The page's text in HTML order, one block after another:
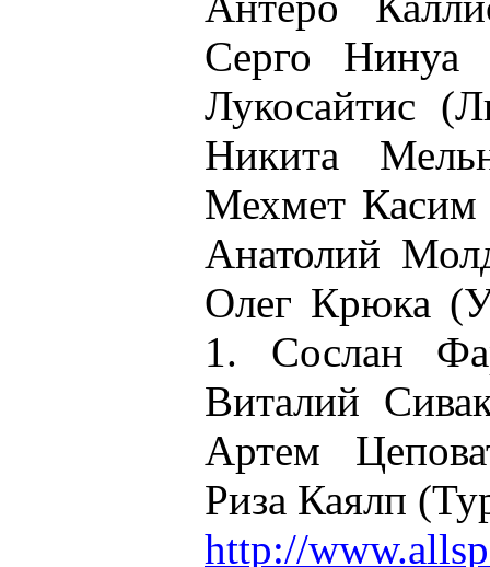
Серго Нинуа
Лукосайтис
Никита
Мехмет Касим
Анатолий
Олег Крюка
1. Сослан
Виталий
Артем
Риза Каялп
http://